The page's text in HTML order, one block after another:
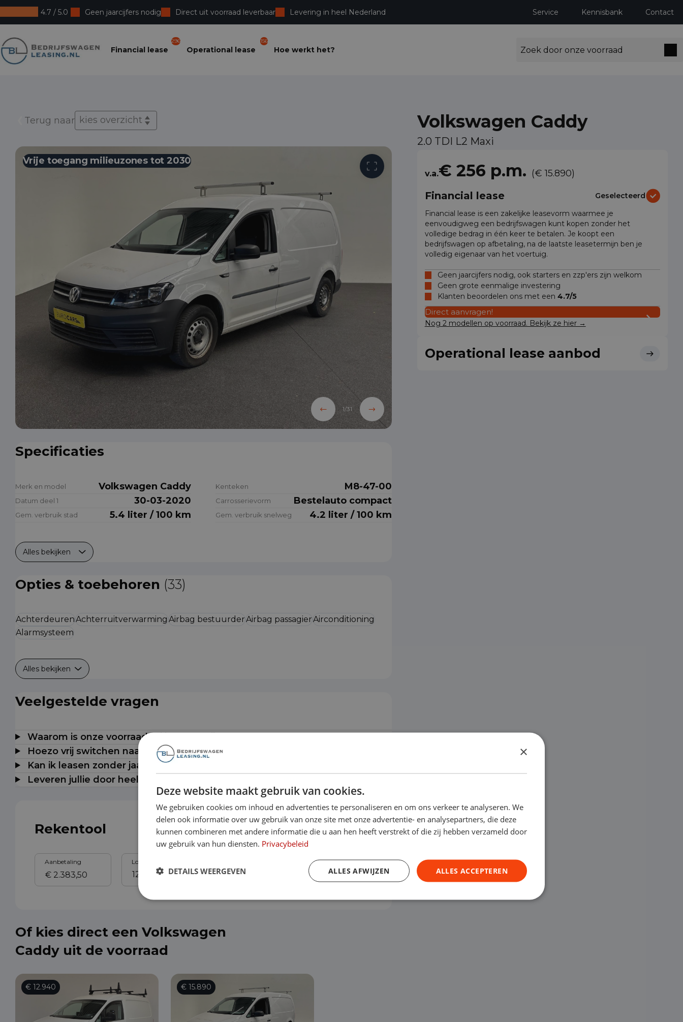
4.7 / 5.0 Geen jaarcijfers nodig Direct uit voorraad leverbaar Levering in heel Nederland Service Kennisbank Contact
Bedrijfswagenleasing
Financial lease
296
Operational lease
156
Hoe werkt het?
Terug naar kies overzicht
Vrije toegang milieuzones tot 2030
1/31
Specificaties
Merk en model Volkswagen Caddy Kenteken M8-47-00
Datum deel 1 30-03-2020 Carrosserievorm Bestelauto compact
Gem. verbruik stad 5.4 liter / 100 km Gem. verbruik snelweg 4.2 liter / 100 km
Alles bekijken
Opties & toebehoren (33)
AchterdeurenAchterruitverwarming Airbag bestuurderAirbag passagierAirconditioning
Alarmsysteem
Alles bekijken
Veelgestelde vragen
Waarom is onze voorraad milieuzonevrij tot 2030?
Hoezo vrij switchen naar elektrisch?
Kan ik leasen zonder jaarcijfers?
Leveren jullie door heel Nederland?
Rekentool Financieren
Aanbetaling Looptijd Prijs per maand
€ 535,46
Of kies direct een Volkswagen
Caddy uit de voorraad
€ 12.940 € 15.890
Volkswagen Caddy
2.0 TDI L2 Maxi
v.a.€ 256 p.m. (€ 15.890)
Financial lease
Geselecteerd
Financial lease is een zakelijke leasevorm waarmee je
eenvoudigweg een bedrijfswagen kunt kopen zonder het
volledige bedrag in één keer te betalen. Je koopt een
bedrijfswagen op afbetaling, na de laatste leasetermijn ben je
volledig eigenaar van het voertuig.
Geen jaarcijfers nodig, ook starters en zzp'ers zijn welkom
Geen grote eenmalige investering
Klanten beoordelen ons met een 4.7/5
Direct aanvragen!
Nog 2 modellen op voorraad. Bekijk ze hier →
Operational lease aanbod
×
Deze website maakt gebruik van cookies.
We gebruiken cookies om inhoud en advertenties te personaliseren en om ons verkeer te analyseren. We
delen ook informatie over uw gebruik van onze site met onze advertentie- en analysepartners, die deze
kunnen combineren met andere informatie die u aan hen heeft verstrekt of die zij hebben verzameld door
uw gebruik van hun diensten. Privacybeleid
ALLES ACCEPTEREN
ALLES AFWIJZEN
DETAILS WEERGEVEN